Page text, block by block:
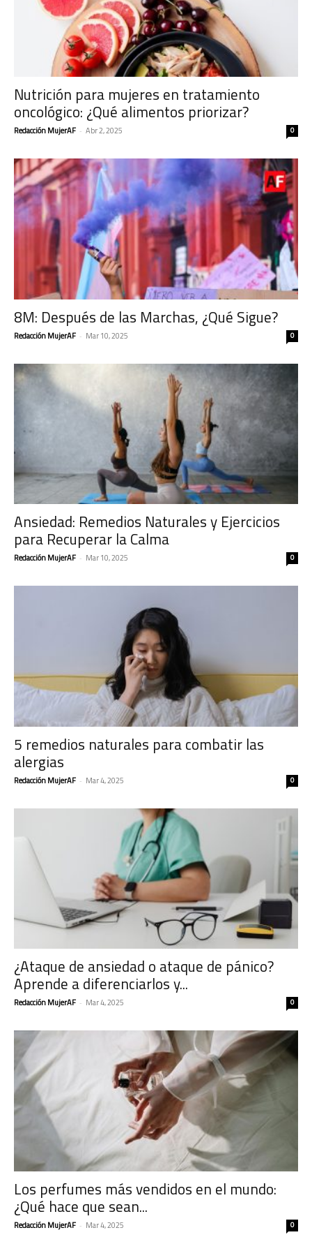
Nutrición para mujeres en tratamiento
oncológico: ¿Qué alimentos priorizar?
Redacción MujerAF - Abr 2, 2025 0
8M: Después de las Marchas, ¿Qué Sigue?
Redacción MujerAF - Mar 10, 2025 0
Ansiedad: Remedios Naturales y Ejercicios
para Recuperar la Calma
Redacción MujerAF - Mar 10, 2025 0
5 remedios naturales para combatir las
alergias
Redacción MujerAF - Mar 4, 2025 0
¿Ataque de ansiedad o ataque de pánico?
Aprende a diferenciarlos y...
Redacción MujerAF - Mar 4, 2025 0
Los perfumes más vendidos en el mundo:
¿Qué hace que sean...
Redacción MujerAF - Mar 4, 2025 0